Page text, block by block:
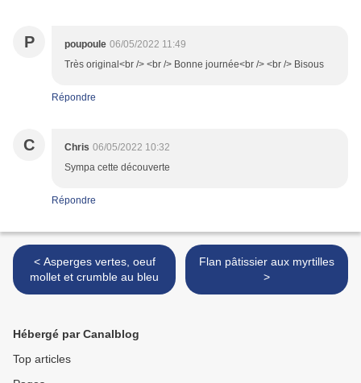
P poupoule 06/05/2022 11:49
Très original<br /> <br /> Bonne journée<br /> <br /> Bisous
Répondre
C Chris 06/05/2022 10:32
Sympa cette découverte
Répondre
< Asperges vertes, oeuf
mollet et crumble au bleu
Flan pâtissier aux myrtilles
>
Hébergé par Canalblog
Top articles